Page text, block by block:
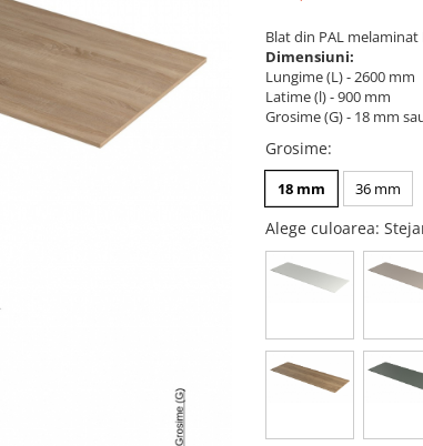
Blat din PAL melaminat
Dimensiuni:
Lungime (L) - 2600 mm
Latime (l) - 900 mm
Grosime (G) - 18 mm
Grosime:
18 mm 36 mm
Alege culoarea: